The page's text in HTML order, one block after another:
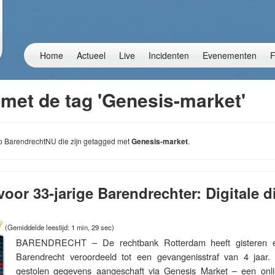
Home Actueel Live Incidenten Evenementen
de tag 'Genesis-market'
BarendrechtNU die zijn getagged metGenesis-market.
33-jarige Barendrechter: Digitale
(Gemiddelde leestijd: 1 min, 29 sec)
BARENDRECHT – De rechtbank Rotterdam heeft gisteren
Barendrecht veroordeeld tot een gevangenisstraf van 4
gestolen gegevens aangeschaft via Genesis Market – een